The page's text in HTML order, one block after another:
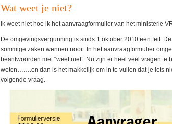
Wat weet je niet?
Ik weet niet hoe ik het aanvraagformulier van het ministerie
De omgevingsvergunning is sinds 1 oktober 2010 een feit.
sommige zaken wennen nooit. In het aanvraagformulier
beantwoorden met “weet niet”. Nu zijn er heel veel vragen
weten…….en dan is het makkelijk om in te vullen dat je iets
volgende vraag.